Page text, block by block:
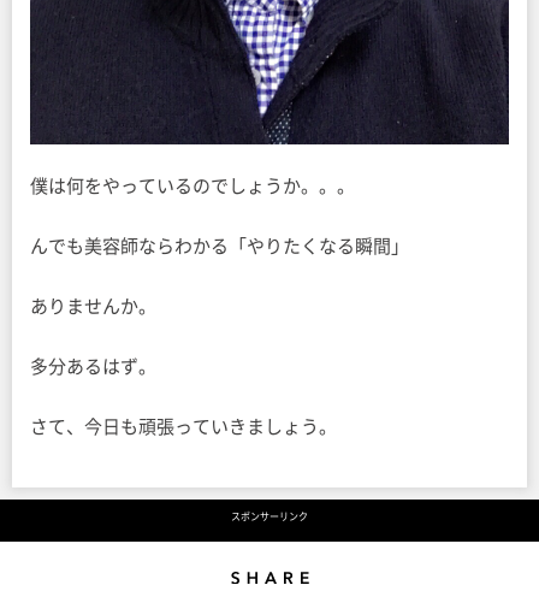
僕は何をやっているのでしょうか。。。
んでも美容師ならわかる「やりたくなる瞬間」
ありませんか。
多分あるはず。
さて、今日も頑張っていきましょう。
スポンサーリンク